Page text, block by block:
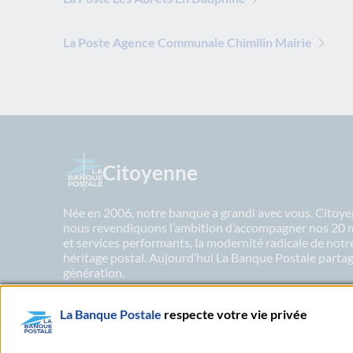
La Poste Agence Communale Chimilin Mairie
Citoyenne
Née en 2006, notre banque a grandi avec vous.
nous revendiquons l’ambition d’accompagner nos
et services performants, la modernité radicale de
héritage postal. Aujourd’hui La Banque Postale
génération.
En savoir plus sur nos engagements
La Banque Postale respecte votre vie privée